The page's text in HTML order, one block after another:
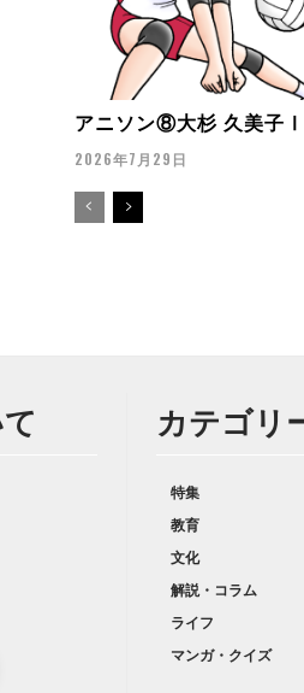
アニソン⑧大杉 久美子Ⅰ
2026年7月29日
カテゴリ
特集
教育
文化
解説・コラム
ライフ
マンガ・クイズ